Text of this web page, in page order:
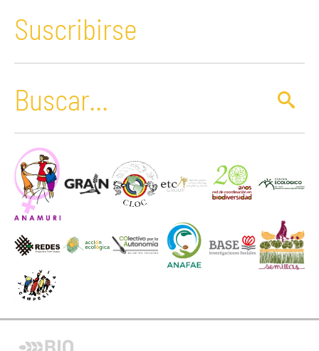
Suscribirse